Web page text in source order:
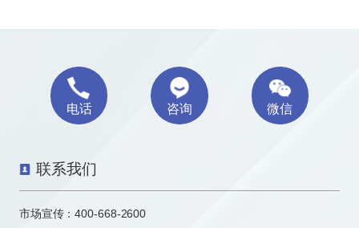
电话 咨询 微信
联系我们
市场宣传：400-668-2600